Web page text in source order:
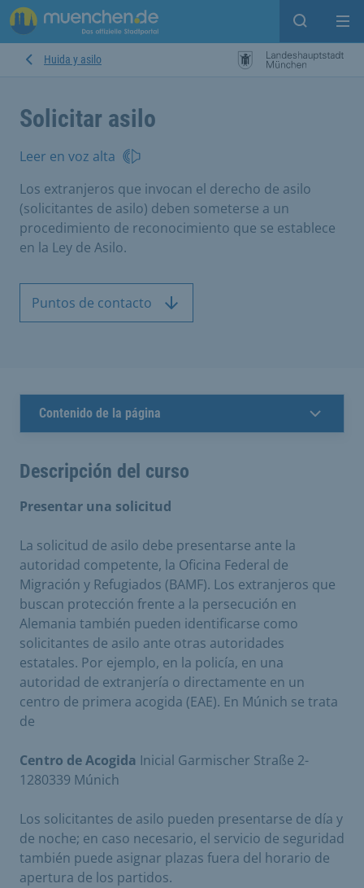
Open
Huida y asilo
Solicitar asilo
Leer en voz alta
Los extranjeros que invocan el derecho de asilo
(solicitantes de asilo) deben someterse a un
procedimiento de reconocimiento que se establece
en la Ley de Asilo.
Puntos de contacto
Contenido de la página
Descripción del curso
Presentar una solicitud
La solicitud de asilo debe presentarse ante la
autoridad competente, la Oficina Federal de
Migración y Refugiados (BAMF). Los extranjeros que
buscan protección frente a la persecución en
Alemania también pueden identificarse como
solicitantes de asilo ante otras autoridades
estatales. Por ejemplo, en la policía, en una
autoridad de extranjería o directamente en un
centro de primera acogida (EAE). En Múnich se trata
de
Centro de Acogida Inicial Garmischer Straße 2-
1280339 Múnich
Los solicitantes de asilo pueden presentarse de día y
de noche; en caso necesario, el servicio de seguridad
también puede asignar plazas fuera del horario de
apertura de los partidos.